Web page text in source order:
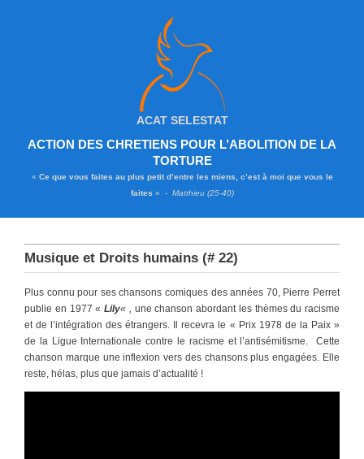
ACAT SELESTAT
ACTION DES CHRETIENS POUR L’ABOLITION DE LA
TORTURE
« Ce que vous faites au plus petit d’entre les miens, c’est à moi que vous le
faites » - Matthieu (25-40)
Musique et Droits humains (# 22)
Plus connu pour ses chansons comiques des années 70, Pierre Perret
publie en 1977 « Lily« , une chanson abordant les thèmes du racisme
et de l’intégration des étrangers. Il recevra le « Prix 1978 de la Paix »
de la Ligue Internationale contre le racisme et l’antisémitisme. Cette
chanson marque une inflexion vers des chansons plus engagées. Elle
reste, hélas, plus que jamais d’actualité !